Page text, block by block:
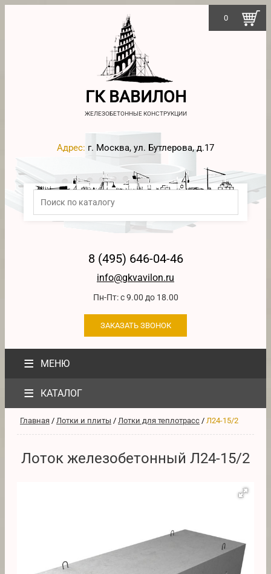
ГК ВАВИЛОН
ЖЕЛЕЗОБЕТОННЫЕ КОНСТРУКЦИИ
Адрес: г. Москва, ул. Бутлерова, д.17
8 (495) 646-04-46
info@gkvavilon.ru
Пн-Пт: с 9.00 до 18.00
ЗАКАЗАТЬ ЗВОНОК
≡ МЕНЮ
0
≡ КАТАЛОГ
Главная / Лотки и плиты / Лотки для теплотрасс / Л24-15/2
Лоток железобетонный Л24-15/2